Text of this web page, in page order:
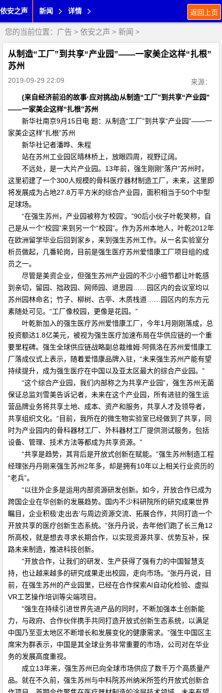
依安之声 新闻 详情 返回上页
您的当前位置： 广告 > 依安之声 > 新闻 >
从制造“工厂”到共享“产业园”——一家美企这样“扎根”
苏州
2019-09-29 22:09
来源：
(来自经济前沿的故事·应对挑战)从制造“工厂”到共享“产业园”
——一家美企这样“扎根”苏州
新华社南京9月15日电 题：从制造“工厂”到共享“产业园”——一
家美企这样“扎根”苏州
新华社记者潘晔、朱程
站在苏州工业园区晴林桥上，放眼四周，视野辽阔。
不远处，是一大片产业园。13年前，强生刚刚“落户”苏州时，
这里初建了一个300人规模的骨科医疗器材制造工厂，未来，这里即
将发展成为占地27.8万平方米的综合产业园，面积相当于50个中型
足球场。
“在强生苏州，产业园被称为‘校园’。”90后小伙子叶乾笑称，自
己是从一个“校园”来到另一个“校园”。作为苏州本地人，叶乾2012年
在欧洲留学毕业后回到家乡，来到强生苏州工作。从一名实验室分
析员做起，几番轮岗，目前是强生医疗苏州爱惜康工厂项目组的成
员之一。
尽管是美资企业，但强生苏州产业园的不少小细节都让叶乾感
到亲切，留园、拙政园、网师园、退思园……园区内的会议室均以
苏州园林命名；竹子、柳树、古亭、木质栈道……园区内的东方元
素随处可见。“工厂像校园，更像是花园。”
叶乾新加入的强生医疗苏州爱惜康工厂，今年1月刚刚落成，总
投资额达1.8亿美元，被视为强生医疗加速布局在华供应链的一个重
要里程碑。强生全球供应链战略副总裁维姆·阿佩洛在苏州爱惜康工
厂落成仪式上表示，随着爱惜康品牌入驻，“未来强生苏州产能有望
持续提升，成为强生医疗在中国以及亚太区最大的综合产业园。”
“这个综合产业园，我们内部称之为共享产业园”，强生苏州无菌
保证总监刘雪美告诉记者，未来在这个产业园，所有进驻的强生运
营品牌业务将共享土地、成本、资产和服务，共享人才及领导者，
共享组织文化。“目前，我所在的微生物实验室已经做到了共享，同
时为产业园内的骨科器材工厂、外科器材工厂提供测试服务，包括
设备、管理、技术方法等都成为共享资源。”
“共享是趋势，其背后是开放式创新在赋能。”强生苏州制造工程
经理张丹丹刚来强生苏州2年多，却是拥有10年以上相关行业资历的
“老兵”。
“以往外企多是运用内部资源研发创新。如今，开放合作已成为
跨国企业在华创新的发展趋势。国内不少科研院所的研究成果世界
瞩目，企业积极‘走出去’与周边资源交流、拓展合作，共同打造一个
开放共享的医疗创新生态系统。”张丹丹说，去年他们跑了长三角12
所高校，就是想去寻求长期合作，以实现资源共享、优势互补，探
路未来制造，推进科技创新。
“开放合作，让我们的研发、生产获得了强有力的中国智慧支
持，也让越来越多的研究成果走出校园，走向市场。”张丹丹说，目
前，在强生苏州的产业园里，已经在合作探索AI自动化检验、虚拟
VR工艺操作培训等尖端项目。
“强生在持续引进世界先进产品的同时，不断加强本土创新能
力，与政府、合作伙伴携手共同打造开放式创新生态系统，以满足
中国乃至亚太地区不断增长和发展变化的健康需求。”强生中国区主
席宋为群表示，中国是其全球业务非常重要的市场，公司对在华业
务的发展高度重视。
成立13年来，强生苏州已向全球市场供应了数千万个高质量产
品。就在不久前，强生苏州与中科院苏州纳米所签约开放式创新合